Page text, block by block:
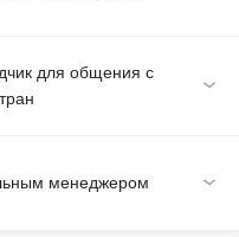
для общения с
менеджером